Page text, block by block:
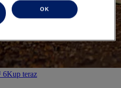
6Kup teraz
OK